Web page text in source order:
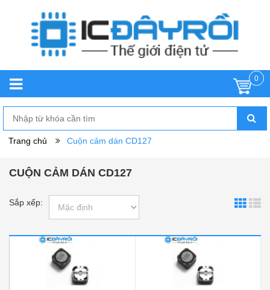
0
Trang chủ Cuộn cảm dán CD127
CUỘN CẢM DÁN CD127
Sắp xếp: